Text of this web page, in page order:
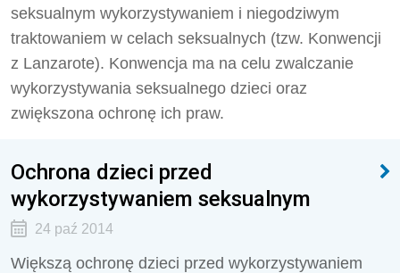
seksualnym wykorzystywaniem i niegodziwym
traktowaniem w celach seksualnych (tzw. Konwencji
z Lanzarote). Konwencja ma na celu zwalczanie
wykorzystywania seksualnego dzieci oraz
zwiększona ochronę ich praw.
Ochrona dzieci przed
wykorzystywaniem seksualnym
24 paź 2014
Większą ochronę dzieci przed wykorzystywaniem